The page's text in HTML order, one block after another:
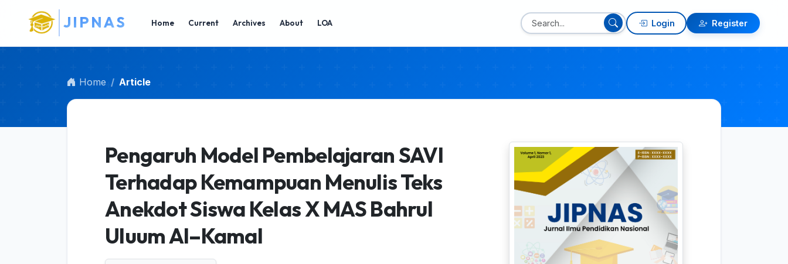
Main Navigation
Main Content
Sidebar
JI PNAS Home Current Archives About LOA Login Register
Home Article
Pengaruh Model Pembelajaran SAVI
Terhadap Kemampuan Menulis Teks
Anekdot Siswa Kelas X MAS Bahrul
Uluum Al–Kamal